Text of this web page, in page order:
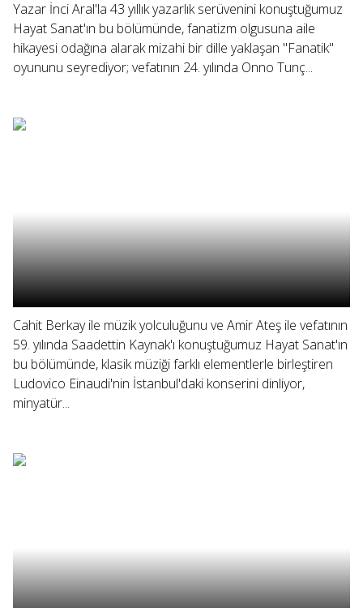
Yazar İnci Aral'la 43 yıllık yazarlık serüvenini konuştuğumuz
Hayat Sanat'ın bu bölümünde, fanatizm olgusuna aile
hikayesi odağına alarak mizahi bir dille yaklaşan "Fanatik"
oyununu seyrediyor; vefatının 24. yılında Onno Tunç...
Cahit Berkay ile müzik yolculuğunu ve Amir Ateş ile vefatının
59. yılında Saadettin Kaynak'ı konuştuğumuz Hayat Sanat'ın
bu bölümünde, klasik müziği farklı elementlerle birleştiren
Ludovico Einaudi'nin İstanbul'daki konserini dinliyor,
minyatür...